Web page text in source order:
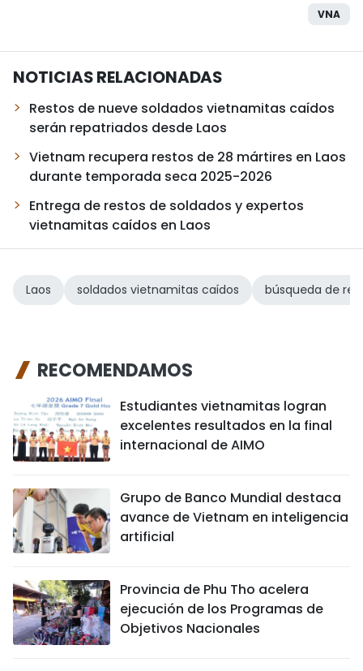
VNA
NOTICIAS RELACIONADAS
Restos de nueve soldados vietnamitas caídos
serán repatriados desde Laos
Vietnam recupera restos de 28 mártires en Laos
durante temporada seca 2025-2026
Entrega de restos de soldados y expertos
vietnamitas caídos en Laos
Laos soldados vietnamitas caídos búsqueda de
RECOMENDAMOS
Estudiantes vietnamitas logran
excelentes resultados en la final
internacional de AIMO
Grupo de Banco Mundial destaca
avance de Vietnam en inteligencia
artificial
Provincia de Phu Tho acelera
ejecución de los Programas de
Objetivos Nacionales